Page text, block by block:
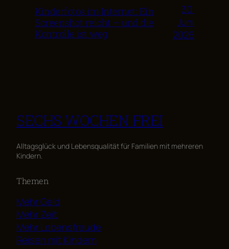
Kinderfotos im Internet: Ein
Screenshot reicht – und die
Kontrolle ist weg
30.
Juni
2026
SECHS WOCHEN FREI
Alltagsglück und Lebensqualität für Familien mit mehreren
Kindern.
Themen
Mehr Geld
Mehr Zeit
Mehr Lebensfreude
Reisen mit Kindern